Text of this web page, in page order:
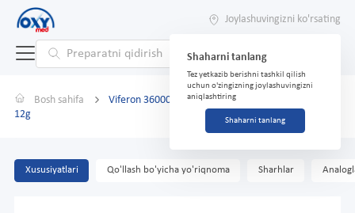
Joylashuvingizni ko'rsating
Shaharni tanlang
Tez yetkazib berishni tashkil qilish
uchun o'zingizning joylashuvingizni
aniqlashtiring
Shaharni tanlang
Bosh sahifa
Viferon 36000ME/g gel tashqi foydalanish uchun
12g
Xususiyatlari Qo'llash bo'yicha yo'riqnoma Sharhlar